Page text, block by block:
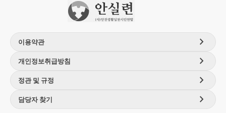
이용약관 chevron_right
개인정보취급방침 chevron_right
정관 및 규정 chevron_right
담당자 찾기 chevron_right